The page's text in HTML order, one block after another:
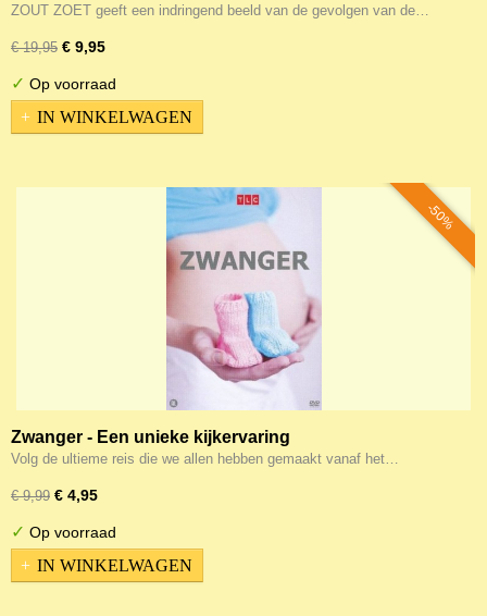
DVD 200 minuten
ZOUT ZOET geeft een indringend beeld van de gevolgen van de…
€ 19,95 € 9,95
✓ Op voorraad
IN WINKELWAGEN
-50%
Zwanger - Een unieke kijkervaring
Volg de ultieme reis die we allen hebben gemaakt vanaf het…
€ 9,99 € 4,95
✓ Op voorraad
IN WINKELWAGEN